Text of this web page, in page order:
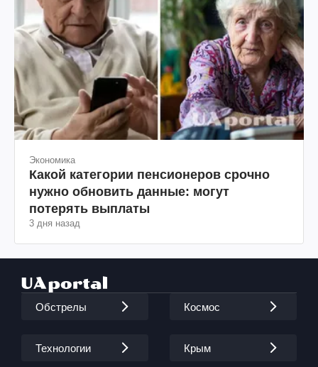
Экономика
Какой категории пенсионеров срочно
нужно обновить данные: могут
потерять выплаты
3 дня назад
Обстрелы Космос
Технологии Крым